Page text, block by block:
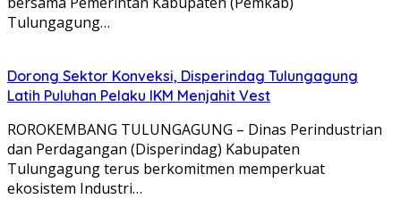
Tulungagung…
Dorong Sektor Konveksi, Disperindag Tulungagung
Latih Puluhan Pelaku IKM Menjahit Vest
​ROROKEMBANG TULUNGAGUNG – Dinas Perindustrian
dan Perdagangan (Disperindag) Kabupaten
Tulungagung terus berkomitmen memperkuat
ekosistem Industri…